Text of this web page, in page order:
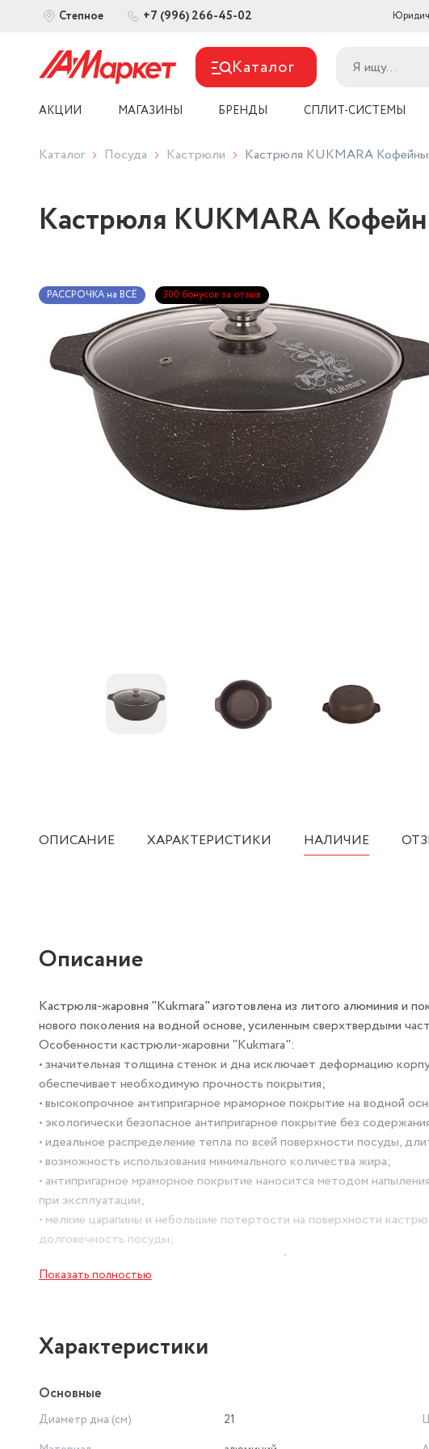
Степное +7 (996) 266-45-02
Каталог
АКЦИИ МАГАЗИНЫ БРЕНДЫ СПЛИТ-СИСТЕМЫ
Каталог Посуда Кастрюли Кастрюля KUKMARA
Кастрюля KUKMARA
РАССРОЧКА на ВСЁ 300 бонусов за отзыв
ОПИСАНИЕ ХАРАКТЕРИСТИКИ НАЛИЧИЕ
Описание
Кастрюля-жаровня "Kukmara" изготовлена из литого алюминия и
нового поколения на водной основе, усиленным сверхтвердыми
Особенности кастрюли-жаровни "Kukmara":
• значительная толщина стенок и дна исключает деформацию
обеспечивает необходимую прочность покрытия;
• высокопрочное антипригарное мраморное покрытие на водной
• экологически безопасное антипригарное покрытие без
• идеальное распределение тепла по всей поверхности посуды,
• возможность использования минимального количества жира;
• антипригарное мраморное покрытие наносится методом
при эксплуатации;
• мелкие царапины и небольшие потертости на поверхности
долговечность посуды;
• продукты не пригорают и сохраняют свой вкус;
• возможность приготовления вкусной и здоровой пищи без
• высокая теплопроводность и эргономичность;
• легкость мытья;
• можно мыть в посудомоечной машине.
Стенка кастрюли-жаровни состоит из 6 слоев:
Показать полностью
Характеристики
Основные
Диаметр дна (см)
21